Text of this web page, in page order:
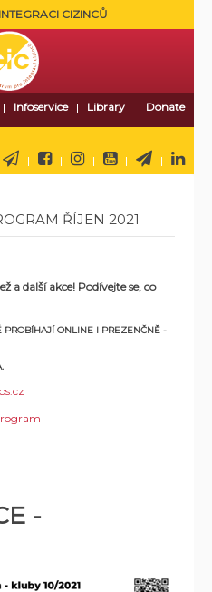
CIZINCŮ
Infoservice Library Donate
ŘÍJEN 2021
a další akce! Podívejte se, co
ONLINE I PREZENČNĚ -
-